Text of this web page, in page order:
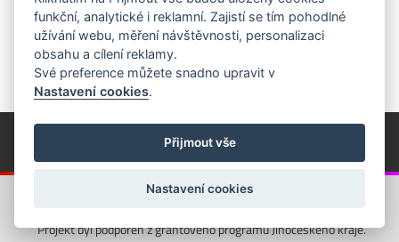
© Píseckem / Kalendárium (Změna programu vyhrazena!)
(Cookies)
© 2018 - 2026 Realizace a správa webu:
Projekt byl podpořen z grantového programu Jihočeského kraje.
funkční, analytické i reklamní. Zajistí se tím pohodlné
užívání webu, měření návštěvnosti, personalizaci
obsahu a cílení reklamy.
Své preference můžete snadno upravit v
Nastavení cookies.
Přijmout vše
Nastavení cookies